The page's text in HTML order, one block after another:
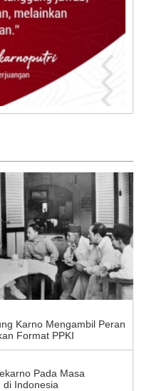
Karno Mengambil Peran
Format PPKI
Pada Masa
di Indonesia